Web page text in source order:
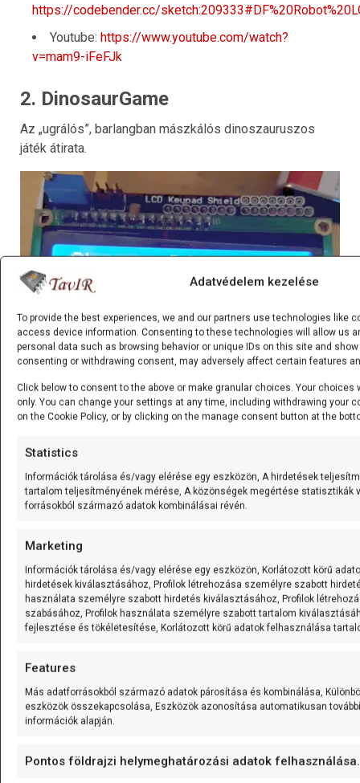
Adatvédelem kezelése
To provide the best experiences, we and our partners use technologies like
access device information. Consenting to these technologies will allow us
personal data such as browsing behavior or unique IDs on this site and
consenting or withdrawing consent, may adversely affect certain features
Click below to consent to the above or make granular choices. Your choices
only. You can change your settings at any time, including withdrawing your
on the Cookie Policy, or by clicking on the manage consent button at the
Statistics
Információk tárolása és/vagy elérése egy eszközön, A hirdetések
tartalom teljesítményének mérése, A közönségek megértése statisztikák
forrásokból származó adatok kombinálásai révén.
Marketing
Információk tárolása és/vagy elérése egy eszközön, Korlátozott körű
hirdetések kiválasztásához, Profilok létrehozása személyre szabott
használata személyre szabott hirdetés kiválasztásához, Profilok
szabásához, Profilok használata személyre szabott tartalom
fejlesztése és tökéletesítése, Korlátozott körű adatok felhasználása
Features
Más adatforrásokból származó adatok párosítása és kombinálása,
eszközök összekapcsolása, Eszközök azonosítása automatikusan
információk alapján.
Pontos földrajzi helymeghatározási adatok felhasználása.
https://codebender.cc/
Youtube: https://www.youtube.com/watch?
v=mam9-iFeFJk
2. DinosaurGame
Az „ugrálós”, barlangban mászkálós dinoszauruszos
játék átirata.
Author: Erbol Syzdyk
URL:
dino-game-using-lcd-663aeb
Youtube:https://www.youtube.com/watch?
3. Hangmanduino
A szókitalálós -hagyományos akasztófa-játék. Jelenleg
angol nyelven érhető el. A program, elején a szavak
karaktereket nem támogatja…)